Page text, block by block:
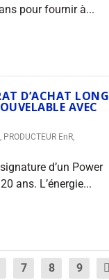
pour fournir à...
D’ACHAT LONG
AVEC
, PRODUCTEUR EnR,
d’un Power
ans. L’énergie...
7 8 9